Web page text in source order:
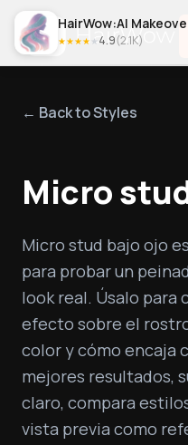
HairWow:AI
★★★★ ★4.9(2.1K)
← Back to Styles
Micro
Micro stud bajo ojo
para probar un
look real. Úsalo para
efecto sobre el
color y cómo encaja
mejores resultados,
claro, compara
vista previa como